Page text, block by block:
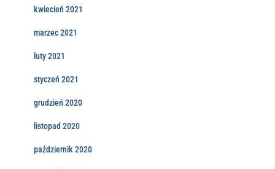
kwiecień 2021
marzec 2021
luty 2021
styczeń 2021
grudzień 2020
listopad 2020
październik 2020